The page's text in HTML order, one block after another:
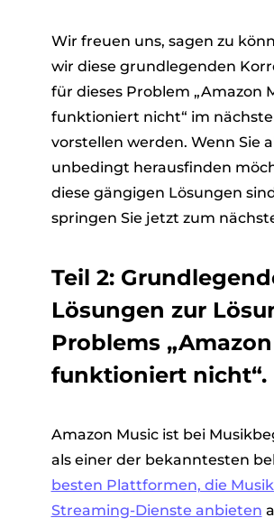
Wir freuen uns, sagen zu
wir diese grundlegenden
für dieses Problem „Amazon
funktioniert nicht“ im
vorstellen werden. Wenn Sie
unbedingt herausfinden
diese gängigen Lösungen
springen Sie jetzt zum
Teil 2:
Lösungen zur
Problems
funktioniert nicht“.
Amazon Music ist bei
als einer der bekanntesten
besten Plattformen, die
Streaming-Dienste anbieten